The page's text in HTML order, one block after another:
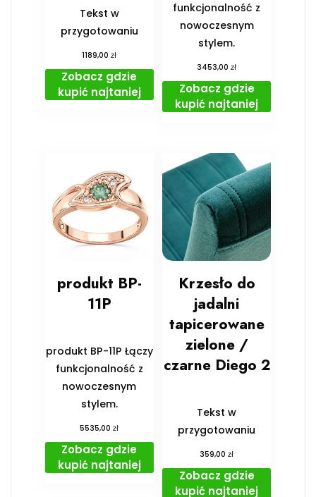
Tekst w
przygotowaniu
1189,00zł
Zobacz gdzie
kupić najtaniej
funkcjonalność z
nowoczesnym
stylem.
3453,00zł
Zobacz gdzie
kupić najtaniej
produkt BP-
11P
produkt BP-11P Łączy
funkcjonalność z
nowoczesnym
stylem.
5535,00zł
Zobacz gdzie
kupić najtaniej
Krzesło do
jadalni
tapicerowane
zielone /
czarne Diego 2
Tekst w
przygotowaniu
359,00zł
Zobacz gdzie
kupić najtaniej